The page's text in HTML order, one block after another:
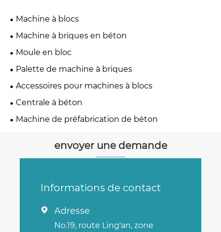
Machine à blocs
Machine à briques en béton
Moule en bloc
Palette de machine à briques
Accessoires pour machines à blocs
Centrale à béton
Machine de préfabrication de béton
envoyer une demande
Informations de contact
 Adresse
No.19, route Ling'an, zone